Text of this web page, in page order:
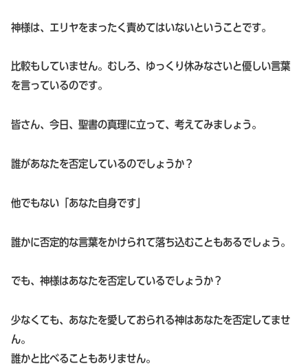
神様は、エリヤをまったく責めてはいないということです。
比較もしていません。むしろ、ゆっくり休みなさいと優しい言葉
を言っているのです。
皆さん、今日、聖書の真理に立って、考えてみましょう。
誰があなたを否定しているのでしょうか？
他でもない「あなた自身です」
誰かに否定的な言葉をかけられて落ち込むこともあるでしょう。
でも、神様はあなたを否定しているでしょうか？
少なくても、あなたを愛しておられる神はあなたを否定してませ
ん。
誰かと比べることもありません。